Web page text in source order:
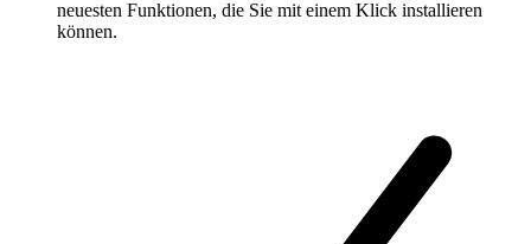
neuesten Funktionen, die Sie mit einem Klick installieren
können.